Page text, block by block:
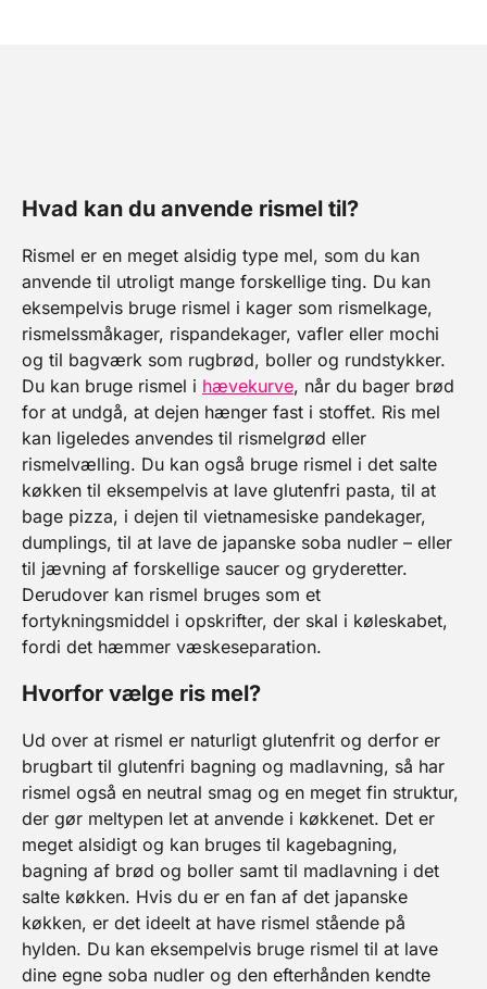
280, som er et udtryk for
melets styrke og evne til at
elasticitet man kan opnå i
den færdige dej. Jo højere
W-værdi, jo mere smidig og
nem er dejen at arbejde
med. 90 - 160 = Lav
melstyrke Anvendes ofte til
kager og finere bagværk.
160 - 250 = Medium
melstyrke Anvendes til brød
og almindeligt bagværk. 250
- 310 = Stærk melstyrke
Anvendes primært til pizza
og langtidshævet brød. > 310
= Meget stærk melstyrke
Anvendes primært til
rustikke brød og pizza, hvor
dejen har et meget højt
vandindhold.
Hvad kan du anvende rismel til?
Rismel er en meget alsidig type mel, som du kan
anvende til utroligt mange forskellige ting. Du kan
eksempelvis bruge rismel i kager som rismelkage,
rismelssmåkager, rispandekager, vafler eller mochi
og til bagværk som rugbrød, boller og rundstykker.
Du kan bruge rismel i hævekurve, når du bager brød
for at undgå, at dejen hænger fast i stoffet. Ris mel
kan ligeledes anvendes til rismelgrød eller
rismelvælling. Du kan også bruge rismel i det salte
køkken til eksempelvis at lave glutenfri pasta, til at
bage pizza, i dejen til vietnamesiske pandekager,
dumplings, til at lave de japanske soba nudler – eller
til jævning af forskellige saucer og gryderetter.
Derudover kan rismel bruges som et
fortykningsmiddel i opskrifter, der skal i køleskabet,
fordi det hæmmer væskeseparation.
Hvorfor vælge ris mel?
Ud over at rismel er naturligt glutenfrit og derfor er
brugbart til glutenfri bagning og madlavning, så har
rismel også en neutral smag og en meget fin struktur,
der gør meltypen let at anvende i køkkenet. Det er
meget alsidigt og kan bruges til kagebagning,
bagning af brød og boller samt til madlavning i det
salte køkken. Hvis du er en fan af det japanske
køkken, er det ideelt at have rismel stående på
hylden. Du kan eksempelvis bruge rismel til at lave
dine egne soba nudler og den efterhånden kendte